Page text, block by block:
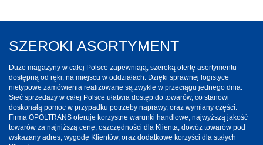
SZEROKI ASORTYMENT
Duże magazyny w całej Polsce zapewniają, szeroką ofertę asortymentu
dostępną od ręki, na miejscu w oddziałach. Dzięki sprawnej logistyce
nietypowe zamówienia realizowane są zwykle w przeciągu jednego dnia.
Sieć sprzedaży w całej Polsce ułatwia dostęp do towarów, co stanowi
doskonałą pomoc w przypadku potrzeby naprawy, oraz wymiany części.
Firma OPOLTRANS oferuje korzystne warunki handlowe, najwyższą jakość
towarów za najniższą cenę, oszczędności dla Klienta, dowóz towarów pod
wskazany adres, wygodę Klientów, oraz dodatkowe korzyści dla stałych